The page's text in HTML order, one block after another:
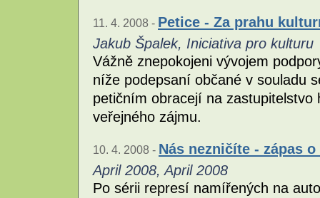
11. 4. 2008 - Petice - Za prahu
Jakub Špalek, Iniciativa pro kulturu
Vážně znepokojeni vývojem
níže podepsaní občané v souladu
petičním obracejí na
veřejného zájmu.
10. 4. 2008 - Nás nezničíte - zápas
April 2008, April 2008
Po sérii represí namířených na